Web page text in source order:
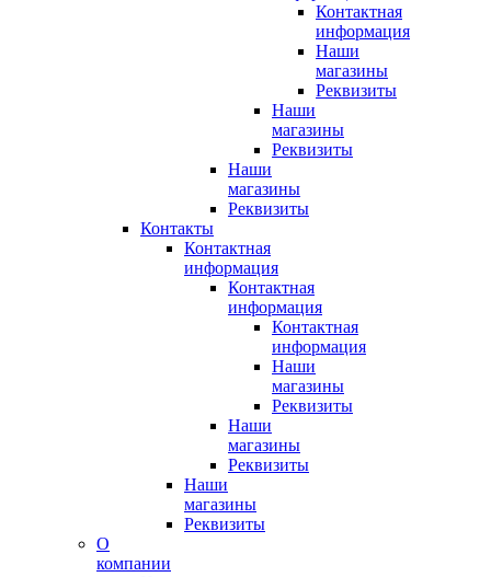
Контактная
информация
Наши
магазины
Реквизиты
Наши
магазины
Реквизиты
Наши
магазины
Реквизиты
Контакты
Контактная
информация
Контактная
информация
Контактная
информация
Наши
магазины
Реквизиты
Наши
магазины
Реквизиты
Наши
магазины
Реквизиты
О
компании